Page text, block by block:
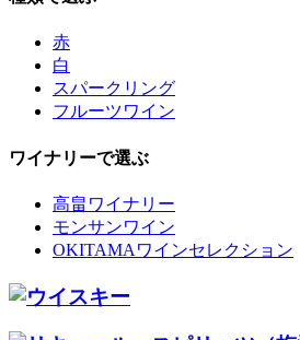
赤
白
スパークリング
フルーツワイン
ワイナリーで選ぶ
高畠ワイナリー
モンサンワイン
OKITAMAワインセレクション